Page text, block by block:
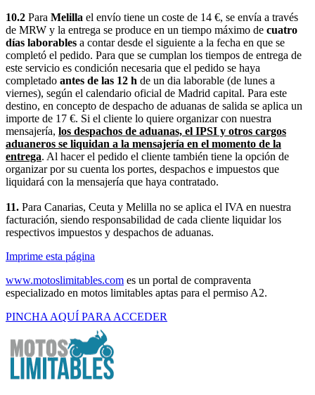
10.2 Para Melilla el envío tiene un coste de 14 €, se envía a través
de MRW y la entrega se produce en un tiempo máximo de cuatro
días laborables a contar desde el siguiente a la fecha en que se
completó el pedido. Para que se cumplan los tiempos de entrega de
este servicio es condición necesaria que el pedido se haya
completado antes de las 12 h de un dia laborable (de lunes a
viernes), según el calendario oficial de Madrid capital. Para este
destino, en concepto de despacho de aduanas de salida se aplica un
importe de 17 €. Si el cliente lo quiere organizar con nuestra
mensajería, los despachos de aduanas, el IPSI y otros cargos
aduaneros se liquidan a la mensajería en el momento de la
entrega. Al hacer el pedido el cliente también tiene la opción de
organizar por su cuenta los portes, despachos e impuestos que
liquidará con la mensajería que haya contratado.
11. Para Canarias, Ceuta y Melilla no se aplica el IVA en nuestra
facturación, siendo responsabilidad de cada cliente liquidar los
respectivos impuestos y despachos de aduanas.
Imprime esta página
www.motoslimitables.com es un portal de compraventa
especializado en motos limitables aptas para el permiso A2.
PINCHA AQUÍ PARA ACCEDER